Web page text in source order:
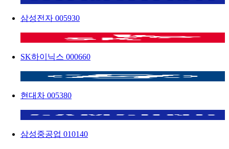
삼성전자 005930
SK하이닉스 000660
현대차 005380
삼성중공업 010140